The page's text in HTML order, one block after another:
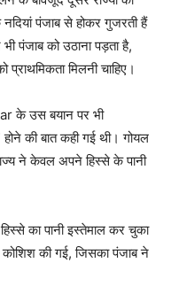
पंजाब से होकर गुजरती हैं
पंजाब को उठाना पड़ता है,
मिलनी चाहिए।
के उस बयान पर भी
की बात कही गई थी। गोयल
ने केवल अपने हिस्से के पानी
हिस्से का पानी इस्तेमाल कर चुका
की गई, जिसका पंजाब ने